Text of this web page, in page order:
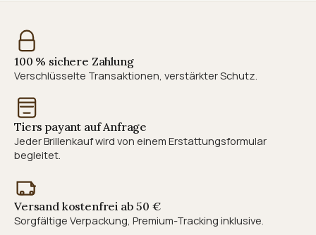
100 % sichere Zahlung
Verschlüsselte Transaktionen, verstärkter Schutz.
Tiers payant auf Anfrage
Jeder Brillenkauf wird von einem Erstattungsformular
begleitet.
Versand kostenfrei ab 50 €
Sorgfältige Verpackung, Premium-Tracking inklusive.